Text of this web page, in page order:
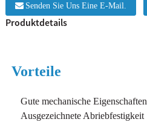
Senden Sie Uns Eine E-Mail.
Produktdetails
Vorteile
Gute mechanische Eigenschaften
Ausgezeichnete Abriebfestigkeit